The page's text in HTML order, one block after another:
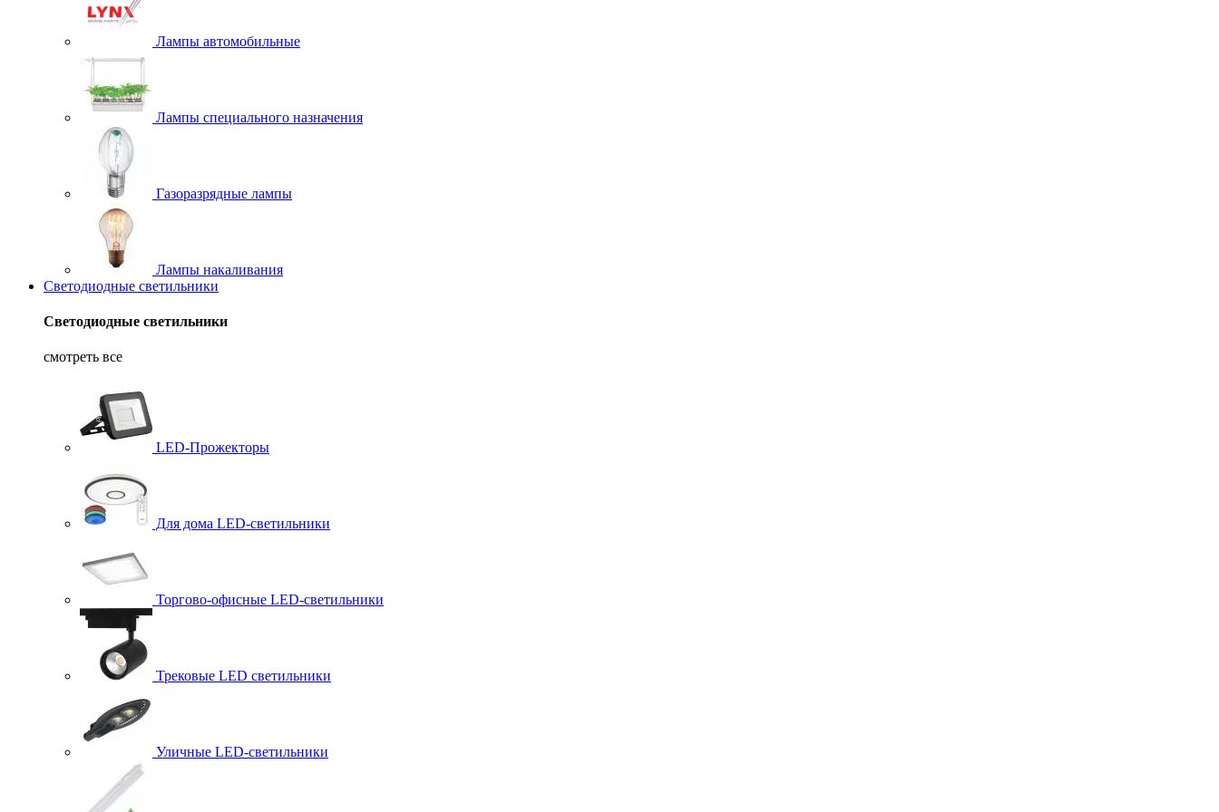
Лампы автомобильные
Лампы специального назначения
Газоразрядные лампы
Лампы накаливания
Светодиодные светильники
Светодиодные светильники
смотреть все
LED-Прожекторы
Для дома LED-светильники
Торгово-офисные LED-светильники
Трековые LED светильники
Уличные LED-светильники